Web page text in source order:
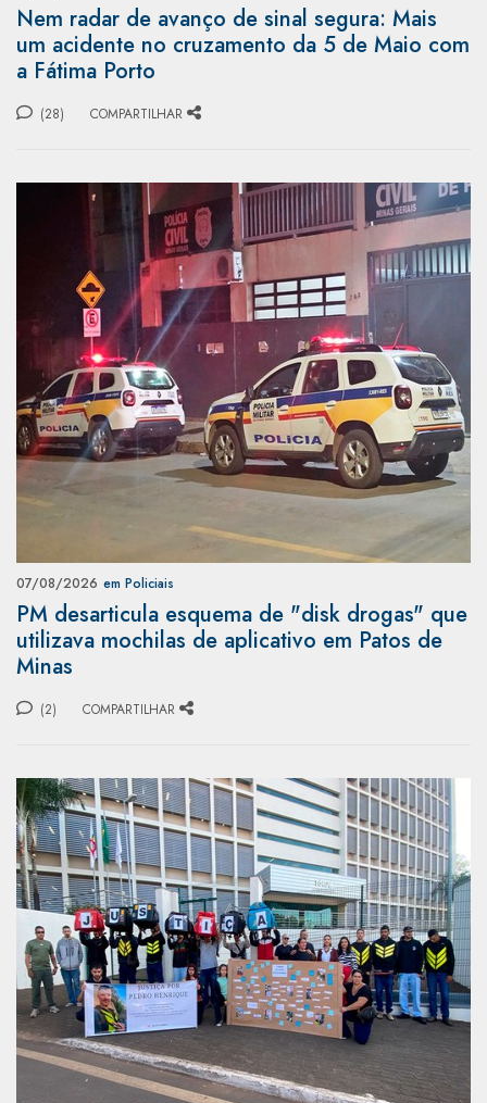
Nem radar de avanço de sinal segura: Mais
um acidente no cruzamento da 5 de Maio com
a Fátima Porto
(28) COMPARTILHAR
07/08/2026 em Policiais
PM desarticula esquema de "disk drogas" que
utilizava mochilas de aplicativo em Patos de
Minas
(2) COMPARTILHAR